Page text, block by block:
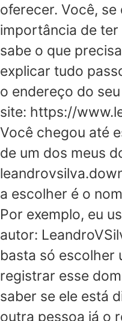
oferecer. Você, se
importância de ter
sabe o que
explicar tudo
o endereço do seu
site: https://
Você chegou até
de um dos meus
a escolher é o
Por exemplo, eu
autor:
basta só escolher
registrar esse
saber se ele está
outra pessoa já o